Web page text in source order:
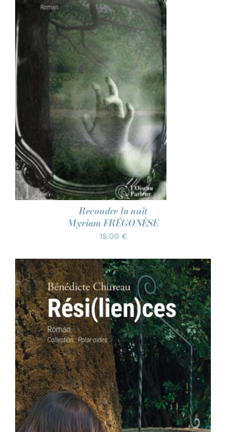
AJOUTER AU PANIER
DÉTAILS
Recoudre la nuit
Myriam FRÉGONÈSE
15.00 €